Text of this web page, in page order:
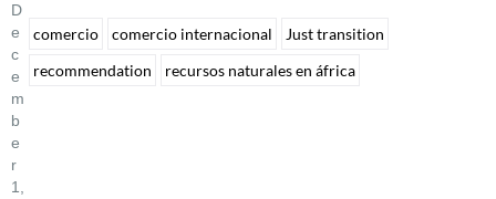
D
E
C
E
M
B
E
R
1,
comercio comercio internacional
Just transition
recommendation
recursos naturales en áfrica